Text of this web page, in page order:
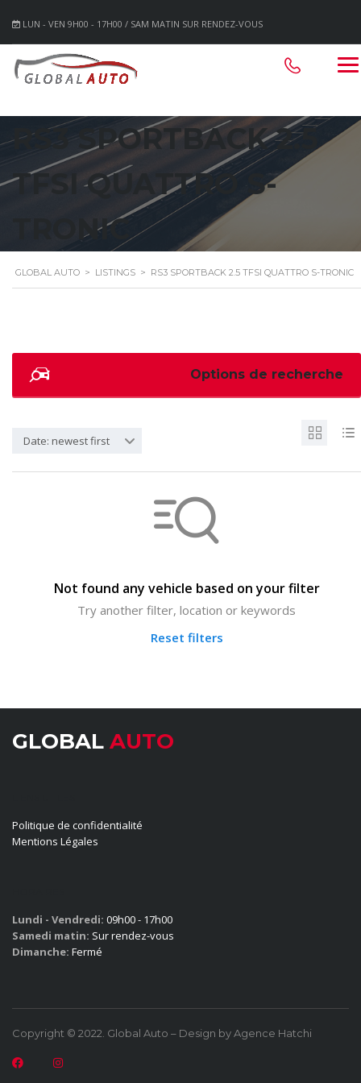
LUN - VEN 9H00 - 17H00 / SAM MATIN SUR RENDEZ-VOUS
RS3 SPORTBACK 2.5
TFSI QUATTRO S-
TRONIC
GLOBAL AUTO > LISTINGS > RS3 SPORTBACK 2.5 TFSI QUATTRO S-TRONIC
Options de recherche
Date: newest first
Not found any vehicle based on your filter
Try another filter, location or keywords
Reset filters
GLOBAL AUTO
Politique de confidentialité
Mentions Légales
Lundi - Vendredi: 09h00 - 17h00
Samedi matin: Sur rendez-vous
Dimanche: Fermé
Copyright © 2022. Global Auto – Design by Agence Hatchi